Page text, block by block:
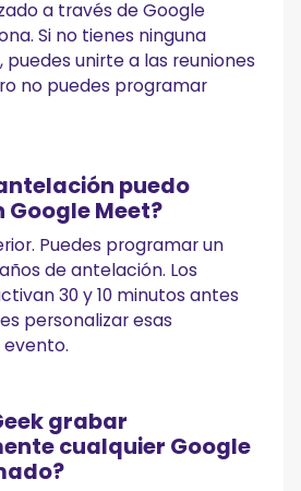
a través de Google
Si no tienes ninguna
unirte a las reuniones
no puedes programar
puedo
Meet?
Puedes programar un
de antelación. Los
30 y 10 minutos antes
personalizar esas
grabar
cualquier Google